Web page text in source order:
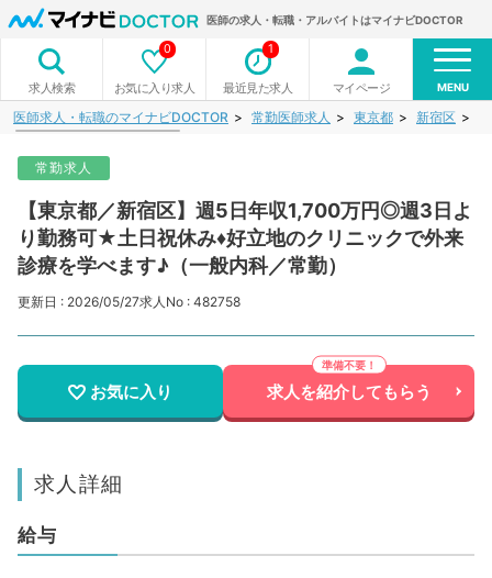
医師の求人・転職・アルバイトはマイナビDOCTOR
求人検索 お気に入り求人
0
最近見た求人
1
マイページ MENU
医師求人・転職のマイナビDOCTOR 常勤医師求人 東京都 新宿区
常勤求人
【東京都／新宿区】週5日年収1,700万円◎週3日よ
り勤務可★土日祝休み♦好立地のクリニックで外来
診療を学べます♪（一般内科／常勤）
更新日 : 2026/05/27求人No : 482758
お気に入り 求人を紹介してもらう
求人詳細
給与